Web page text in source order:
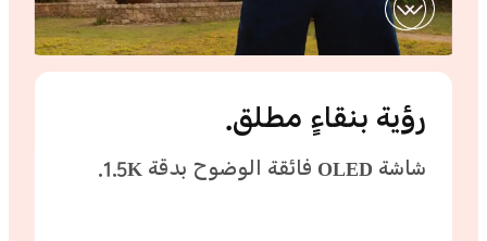
رؤية بنقاءٍ مطلق.
شاشة OLED فائقة الوضوح بدقة 1.5K.